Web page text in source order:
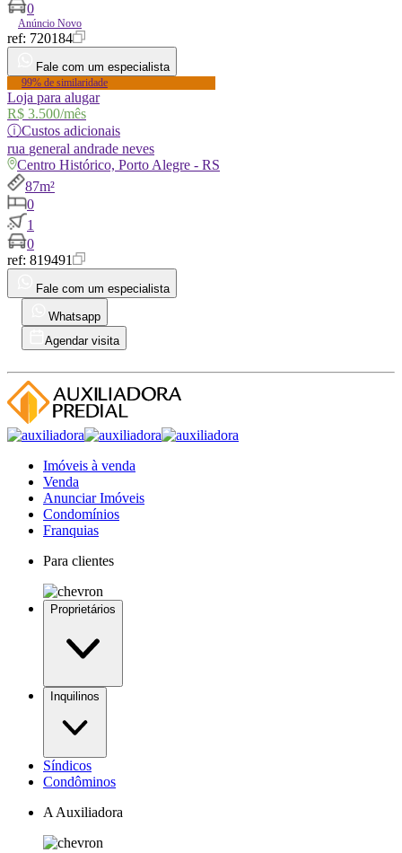
0
Anúncio Novo
ref: 720184
Fale com um especialista
99% de similaridade
Loja para alugar
R$ 3.500/mês
ⓘCustos adicionais
rua general andrade neves
Centro Histórico, Porto Alegre - RS
87m²
0
1
0
ref: 819491
Fale com um especialista
Whatsapp
Agendar visita
Imóveis à venda
Venda
Anunciar Imóveis
Condomínios
Franquias
Para clientes
Proprietários
Inquilinos
Síndicos
Condôminos
A Auxiliadora